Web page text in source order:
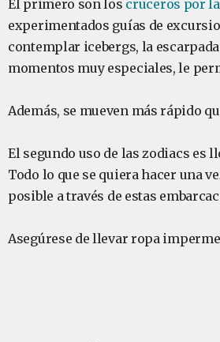
El primero son los cruceros por
experimentados guías de
contemplar icebergs, la
momentos muy especiales, le
Además, se mueven más rápido
El segundo uso de las zodiacs es
Todo lo que se quiera hacer una
posible a través de estas
Asegúrese de llevar ropa